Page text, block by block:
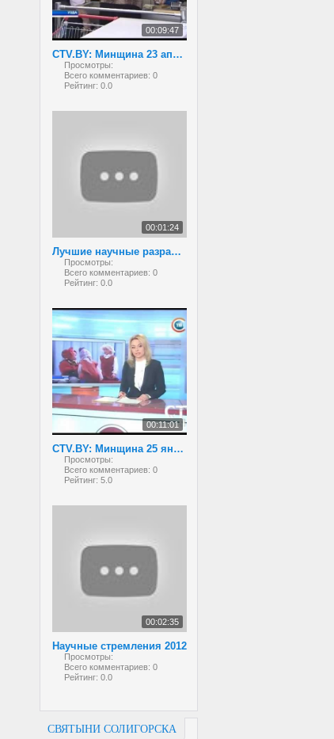
00:09:47
CTV.BY: Минщина 23 апреля 2013
Просмотры:
Всего комментариев: 0
Рейтинг: 0.0
00:01:24
Лучшие научные разработки белорусских школьников
Просмотры:
Всего комментариев: 0
Рейтинг: 0.0
00:11:01
CTV.BY: Минщина 25 января 2013
Просмотры:
Всего комментариев: 0
Рейтинг: 5.0
00:02:35
Научные стремления 2012
Просмотры:
Всего комментариев: 0
Рейтинг: 0.0
СВЯТЫНИ СОЛИГОРСКА